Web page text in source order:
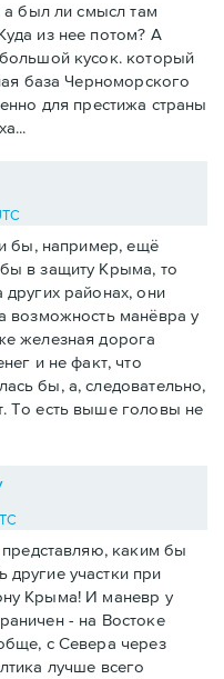
а был ли смысл там
из нее потом? А
кусок. который
база Черноморского
для престижа страны
бы, например, ещё
в защиту Крыма, то
районах, они
возможность манёвра у
железная дорога
и не факт, что
бы, а, следовательно,
То есть выше головы не
представляю, каким бы
другие участки при
Крыма! И маневр у
- на Востоке
с Севера через
лучше всего